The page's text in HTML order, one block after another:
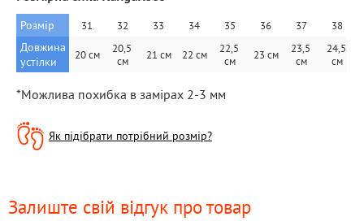
Розмір 31 32 33 34 35 36 37 38
Довжина
устілки
20 см
20,5
см
21 см 22 см
22,5
см
23 см
23,5
см
24,5
см
*Можлива похибка в замірах 2-3 мм
Як підібрати потрібний розмір?
Залиште свій відгук про товар